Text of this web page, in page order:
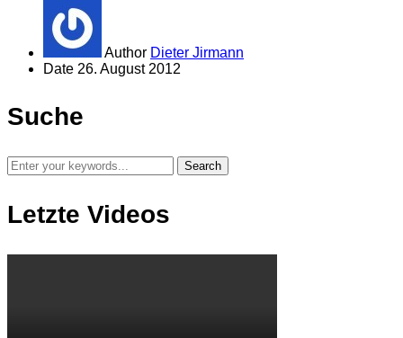
Author Dieter Jirmann
Date 26. August 2012
Suche
Letzte Videos